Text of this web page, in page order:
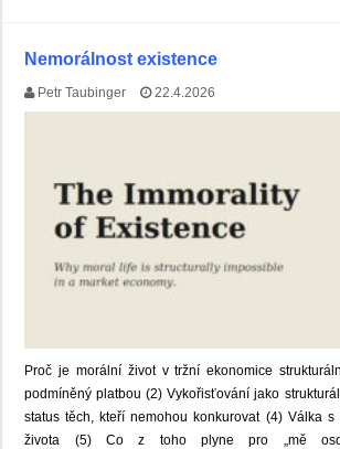
Nemorálnost existence
Petr Taubinger 22.4.2026
Proč je morální život v tržní ekonomice
podmíněný platbou (2) Vykořisťování jako
status těch, kteří nemohou konkurovat (4) Válka s
života (5) Co z toho plyne pro „mě